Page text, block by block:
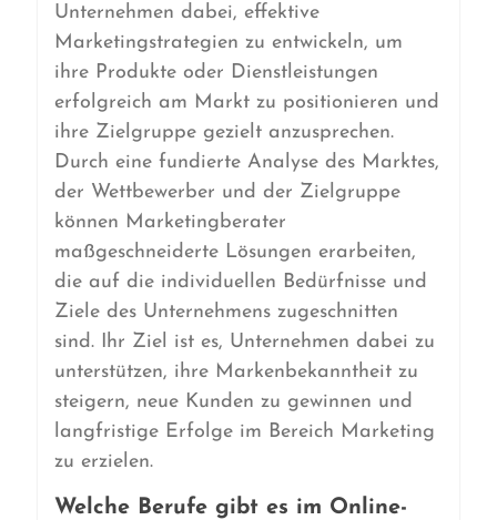
Unternehmen dabei, effektive
Marketingstrategien zu entwickeln, um
ihre Produkte oder Dienstleistungen
erfolgreich am Markt zu positionieren und
ihre Zielgruppe gezielt anzusprechen.
Durch eine fundierte Analyse des Marktes,
der Wettbewerber und der Zielgruppe
können Marketingberater
maßgeschneiderte Lösungen erarbeiten,
die auf die individuellen Bedürfnisse und
Ziele des Unternehmens zugeschnitten
sind. Ihr Ziel ist es, Unternehmen dabei zu
unterstützen, ihre Markenbekanntheit zu
steigern, neue Kunden zu gewinnen und
langfristige Erfolge im Bereich Marketing
zu erzielen.
Welche Berufe gibt es im Online-